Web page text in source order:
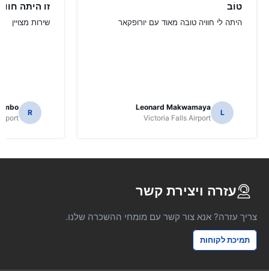
טוֹב
היתה לי חוויה טובה מאוד עם יורופקאר
L
Leonard Makwamaya
Victoria Falls Airport
שירות מצויין
R
עזרה ויצירת קשר
צריך עזרה? אנא צור קשר עם מומחי ההשכרה שלנו.
תמיכת לקוחות